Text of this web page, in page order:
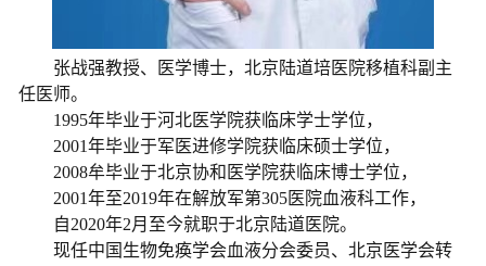
张战强教授、医学博士，北京陆道培医院移植科副主
任医师。
1995年毕业于河北医学院获临床学士学位，
2001年毕业于军医进修学院获临床硕士学位，
2008牟毕业于北京协和医学院获临床博士学位，
2001年至2019年在解放军第305医院血液科工作，
自2020年2月至今就职于北京陆道医院。
现任中国生物免痪学会血液分会委员、 北京医学会转